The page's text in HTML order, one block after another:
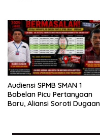
Audiensi SPMB SMAN 1
Babelan Picu Pertanyaan
Baru, Aliansi Soroti Dugaan